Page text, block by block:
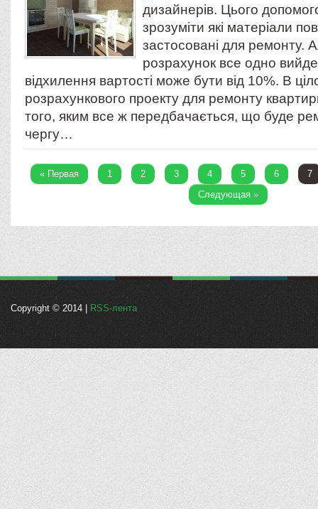
дизайнерів. Цього
зрозуміти які матеріали
застосовані для ремонту.
розрахунок все одно
відхилення вартості може бути від 10%. В
розрахункового проекту для ремонту
того, яким все ж передбачається, що буде
чергу…
« Первая 1 2 3 4 5 6
7
Следующая »
Copyright © 2014 | RSS-лента